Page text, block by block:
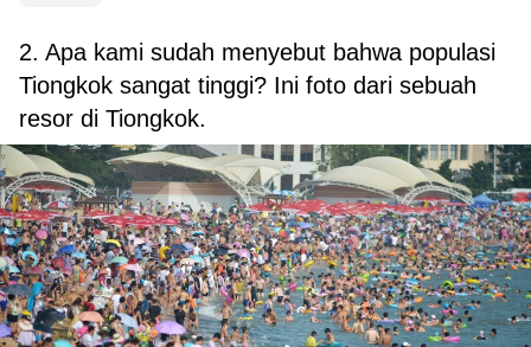
2. Apa kami sudah menyebut bahwa populasi
Tiongkok sangat tinggi? Ini foto dari sebuah
resor di Tiongkok.